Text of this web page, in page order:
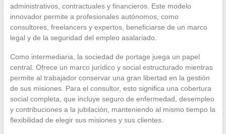
administrativos, contractuales y financieros. Este modelo
innovador permite a profesionales autónomos, como
consultores, freelancers y expertos, beneficiarse de un marco
legal y de la seguridad del empleo asalariado.
Como intermediaria, la sociedad de portage juega un papel
central. Ofrece un marco jurídico y social estructurado mientras
permite al trabajador conservar una gran libertad en la gestión
de sus misiones. Para el consultor, esto significa una cobertura
social completa, que incluye seguro de enfermedad, desempleo
y contribuciones a la jubilación, manteniendo al mismo tiempo la
flexibilidad de elegir sus misiones y sus clientes.